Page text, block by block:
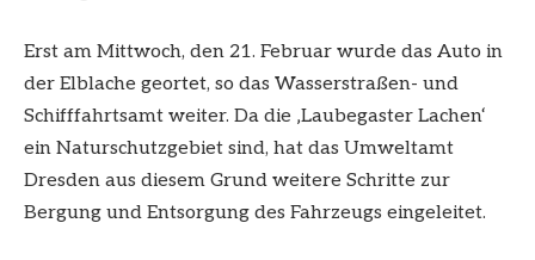
Erst am Mittwoch, den 21. Februar wurde das Auto in
der Elblache geortet, so das Wasserstraßen- und
Schifffahrtsamt weiter. Da die ‚Laubegaster Lachen‘
ein Naturschutzgebiet sind, hat das Umweltamt
Dresden aus diesem Grund weitere Schritte zur
Bergung und Entsorgung des Fahrzeugs eingeleitet.